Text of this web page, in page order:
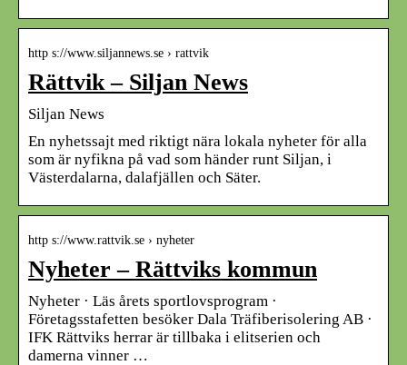
http s://www.siljannews.se › rattvik
Rättvik – Siljan News
Siljan News
En nyhetssajt med riktigt nära lokala nyheter för alla
som är nyfikna på vad som händer runt Siljan, i
Västerdalarna, dalafjällen och Säter.
http s://www.rattvik.se › nyheter
Nyheter – Rättviks kommun
Nyheter · Läs årets sportlovsprogram ·
Företagsstafetten besöker Dala Träfiberisolering AB ·
IFK Rättviks herrar är tillbaka i elitserien och
damerna vinner …